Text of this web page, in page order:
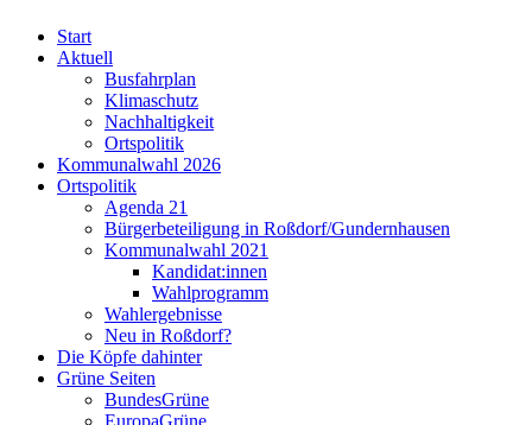
Start
Aktuell
Busfahrplan
Klimaschutz
Nachhaltigkeit
Ortspolitik
Kommunalwahl 2026
Ortspolitik
Agenda 21
Bürgerbeteiligung in Roßdorf/Gundernhausen
Kommunalwahl 2021
Kandidat:innen
Wahlprogramm
Wahlergebnisse
Neu in Roßdorf?
Die Köpfe dahinter
Grüne Seiten
BundesGrüne
EuropaGrüne